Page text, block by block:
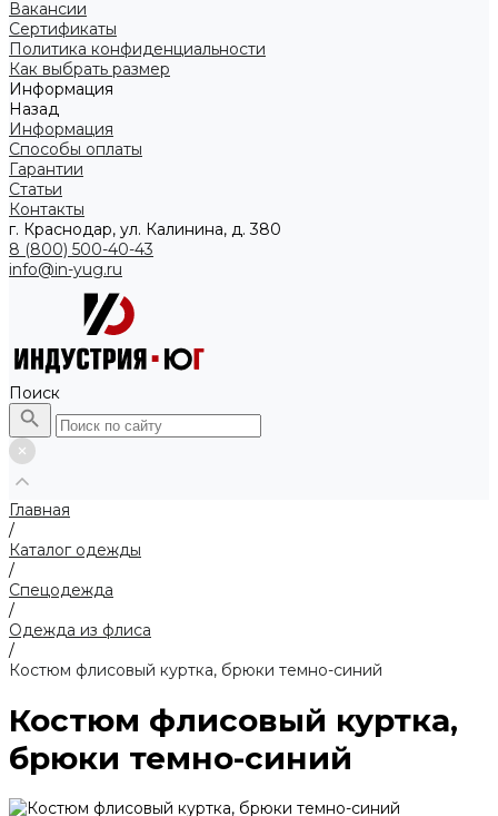
Вакансии
Сертификаты
Политика конфиденциальности
Как выбрать размер
Информация
Назад
Информация
Способы оплаты
Гарантии
Статьи
Контакты
г. Краснодар, ул. Калинина, д. 380
8 (800) 500-40-43
info@in-yug.ru
Поиск
Главная
/
Каталог одежды
/
Спецодежда
/
Одежда из флиса
/
Костюм флисовый куртка, брюки темно-синий
Костюм флисовый куртка,
брюки темно-синий